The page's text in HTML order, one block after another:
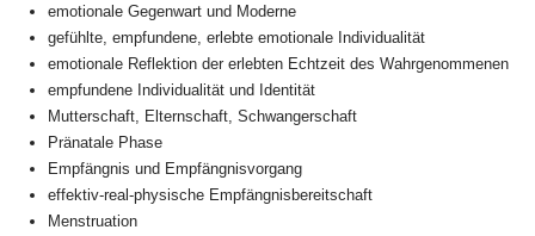
emotionale Gegenwart und Moderne
gefühlte, empfundene, erlebte emotionale Individualität
emotionale Reflektion der erlebten Echtzeit des Wahrgenommenen
empfundene Individualität und Identität
Mutterschaft, Elternschaft, Schwangerschaft
Pränatale Phase
Empfängnis und Empfängnisvorgang
effektiv-real-physische Empfängnisbereitschaft
Menstruation